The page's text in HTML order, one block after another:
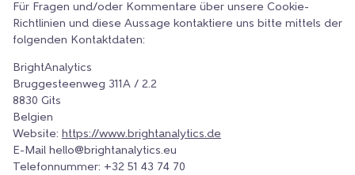
Für Fragen und/oder Kommentare über unsere Cookie-
Richtlinien und diese Aussage kontaktiere uns bitte mittels der
folgenden Kontaktdaten:
BrightAnalytics
Bruggesteenweg 311A / 2.2
8830 Gits
Belgien
Website: https://www.brightanalytics.de
E-Mail hello@brightanalytics.eu
Telefonnummer: +32 51 43 74 70